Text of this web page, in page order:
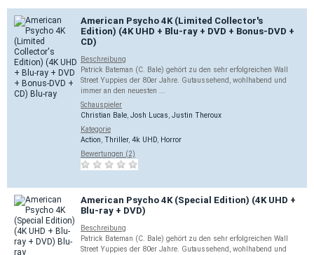
American Psycho 4K (Limited Collector's
Edition) (4K UHD + Blu-ray + DVD + Bonus-DVD +
CD)
Beschreibung
Patrick Bateman (C. Bale) gehört zu den sehr erfolgreichen Wall
Street Yuppies der 80er Jahre. Gutaussehend, wohlhabend und
immer an den neuesten ...
Schauspieler
Christian Bale Josh Lucas Justin Theroux
Kategorie
Action Thriller, 4k UHD
Horror
Bewertungen (2)
American Psycho 4K (Special Edition) (4K UHD +
Blu-ray + DVD)
Beschreibung
Patrick Bateman (C. Bale) gehört zu den sehr erfolgreichen Wall
Street Yuppies der 80er Jahre. Gutaussehend, wohlhabend und